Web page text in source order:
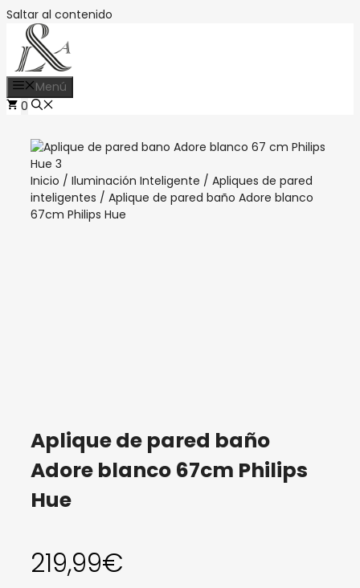
Saltar al contenido
Menú
0
Inicio / Iluminación Inteligente / Apliques de pared
inteligentes / Aplique de pared baño Adore blanco
67cm Philips Hue
Aplique de pared baño
Adore blanco 67cm Philips
Hue
219,99€